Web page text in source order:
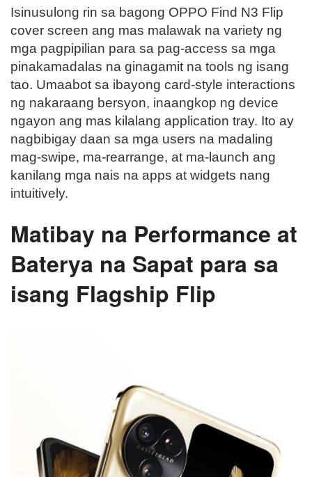
Isinusulong rin sa bagong OPPO Find N3 Flip
cover screen ang mas malawak na variety ng
mga pagpipilian para sa pag-access sa mga
pinakamadalas na ginagamit na tools ng isang
tao. Umaabot sa ibayong card-style interactions
ng nakaraang bersyon, inaangkop ng device
ngayon ang mas kilalang application tray. Ito ay
nagbibigay daan sa mga users na madaling
mag-swipe, ma-rearrange, at ma-launch ang
kanilang mga nais na apps at widgets nang
intuitively.
Matibay na Performance at
Baterya na Sapat para sa
isang Flagship Flip